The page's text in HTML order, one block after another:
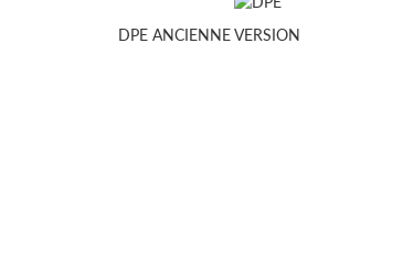
DPE ANCIENNE VERSION